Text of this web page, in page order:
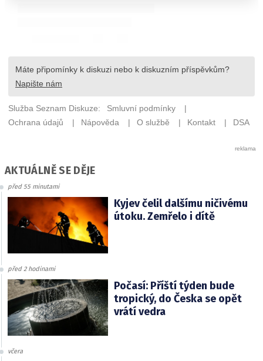
AKTUÁLNĚ SE DĚJE
před 55 minutami
Kyjev čelil dalšímu ničivému
útoku. Zemřelo i dítě
před 2 hodinami
Počasí: Příští týden bude
tropický, do Česka se opět
vrátí vedra
včera